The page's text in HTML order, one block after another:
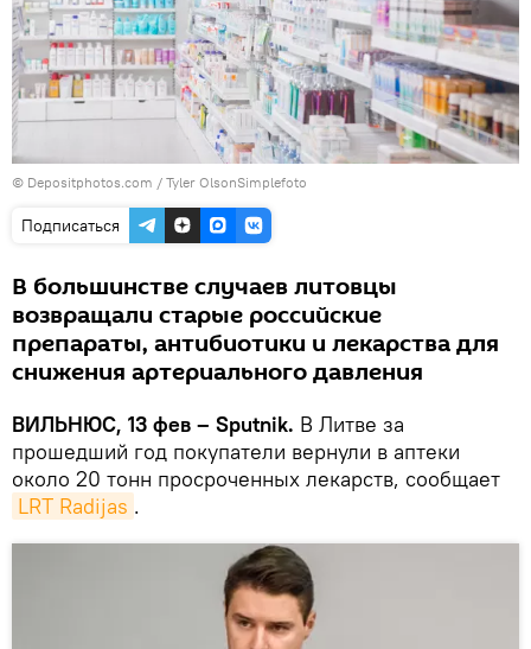
© Depositphotos.com / Tyler OlsonSimplefoto
Подписаться
В большинстве случаев литовцы
возвращали старые российские
препараты, антибиотики и лекарства для
снижения артериального давления
ВИЛЬНЮС, 13 фев – Sputnik. В Литве за
прошедший год покупатели вернули в аптеки
около 20 тонн просроченных лекарств, сообщает
LRT Radijas .